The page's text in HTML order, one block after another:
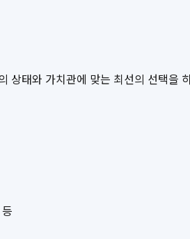
상태와 가치관에 맞는 최선의 선택을